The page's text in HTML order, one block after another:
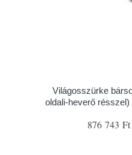
Világosszürke
oldali-heverő
876 743 Ft